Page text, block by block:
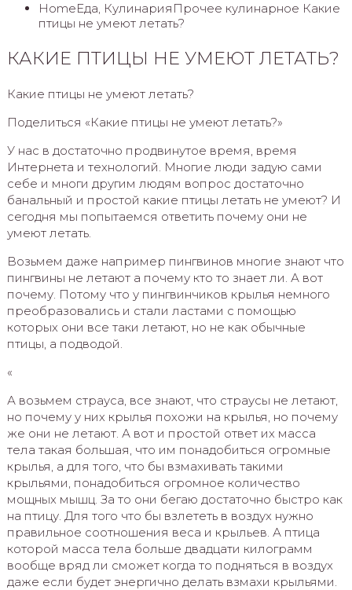
HomeЕда, КулинарияПрочее кулинарное Какие
птицы не умеют летать?
КАКИЕ ПТИЦЫ НЕ УМЕЮТ ЛЕТАТЬ?
Какие птицы не умеют летать?
Поделиться «Какие птицы не умеют летать?»
У нас в достаточно продвинутое время, время
Интернета и технологий. Многие люди задую сами
себе и многи другим людям вопрос достаточно
банальный и простой какие птицы летать не умеют? И
сегодня мы попытаемся ответить почему они не
умеют летать.
Возьмем даже например пингвинов многие знают что
пингвины не летают а почему кто то знает ли. А вот
почему. Потому что у пингвинчиков крылья немного
преобразовались и стали ластами с помощью
которых они все таки летают, но не как обычные
птицы, а подводой.
«
А возьмем страуса, все знают, что страусы не летают,
но почему у них крылья похожи на крылья, но почему
же они не летают. А вот и простой ответ их масса
тела такая большая, что им понадобиться огромные
крылья, а для того, что бы взмахивать такими
крыльями, понадобиться огромное количество
мощных мышц. За то они бегаю достаточно быстро как
на птицу. Для того что бы взлететь в воздух нужно
правильное соотношения веса и крыльев. А птица
которой масса тела больше двадцати килограмм
вообще вряд ли сможет когда то подняться в воздух
даже если будет энергично делать взмахи крыльями.